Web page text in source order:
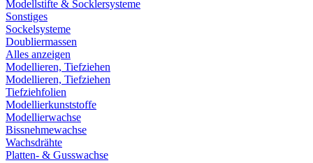
Modellstifte & Socklersysteme
Sonstiges
Sockelsysteme
Doubliermassen
Alles anzeigen
Modellieren, Tiefziehen
Modellieren, Tiefziehen
Tiefziehfolien
Modellierkunststoffe
Modellierwachse
Bissnehmewachse
Wachsdrähte
Platten- & Gusswachse